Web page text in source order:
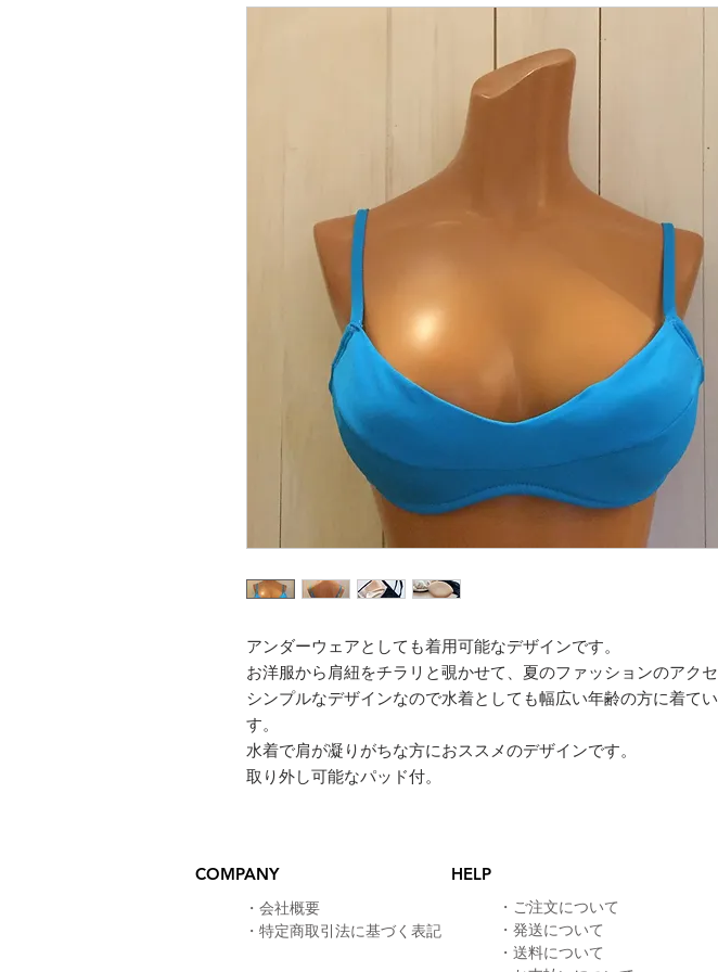
アンダーウェアとしても着用可能なデザインです。
お洋服から肩紐をチラリと覗かせて、夏のファッションのアクセ
シンプルなデザインなので水着としても幅広い年齢の方に着て
す。
​水着で肩が凝りがちな方におススメのデザインです。
取り外し可能なパッド付。
COMPANY HELP
​・ 会社概要
・ 特定商取引法に基づく表記
・ ご注文について
・ 発送について
​・ 送料について